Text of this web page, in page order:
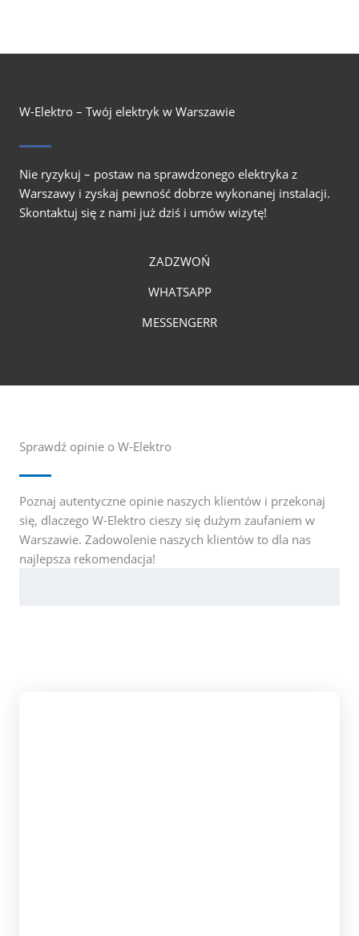
W-Elektro – Twój elektryk w Warszawie
Nie ryzykuj – postaw na sprawdzonego elektryka z
Warszawy i zyskaj pewność dobrze wykonanej instalacji.
Skontaktuj się z nami już dziś i umów wizytę!
ZADZWOŃ
WHATSAPP
MESSENGERR
Sprawdź opinie o W-Elektro
Poznaj autentyczne opinie naszych klientów i przekonaj
się, dlaczego W-Elektro cieszy się dużym zaufaniem w
Warszawie. Zadowolenie naszych klientów to dla nas
najlepsza rekomendacja!